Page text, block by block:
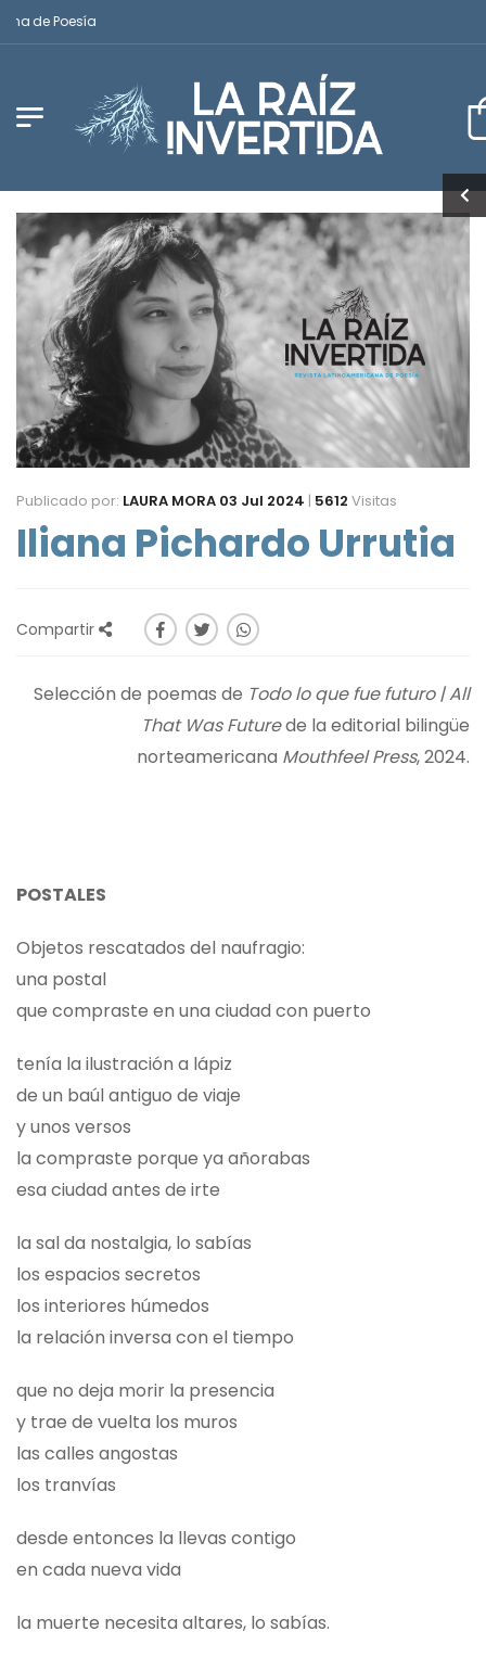
de Poesía
Publicado por: LAURA MORA 03 Jul 2024 | 5612 Visitas
Iliana Pichardo Urrutia
Compartir
Selección de poemas de Todo lo que fue futuro | All
That Was Futurede la editorial bilingüe
norteamericana Mouthfeel Press, 2024.
POSTALES
Objetos rescatados del naufragio:
una postal
que compraste en una ciudad con puerto
tenía la ilustración a lápiz
de un baúl antiguo de viaje
y unos versos
la compraste porque ya añorabas
esa ciudad antes de irte
la sal da nostalgia, lo sabías
los espacios secretos
los interiores húmedos
la relación inversa con el tiempo
que no deja morir la presencia
y trae de vuelta los muros
las calles angostas
los tranvías
desde entonces la llevas contigo
en cada nueva vida
la muerte necesita altares, lo sabías.